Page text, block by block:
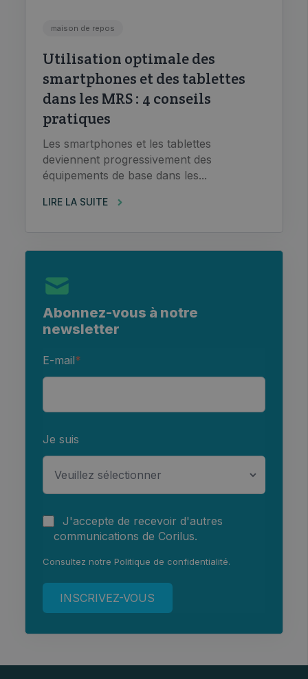
maison de repos
Utilisation optimale des
smartphones et des tablettes
dans les MRS : 4 conseils
pratiques
Les smartphones et les tablettes
deviennent progressivement des
équipements de base dans les...
LIRE LA SUITE
Abonnez-vous à notre
newsletter
E-mail*
Je suis
J'accepte de recevoir d'autres
communications de Corilus.
Consultez notre Politique de confidentialité.